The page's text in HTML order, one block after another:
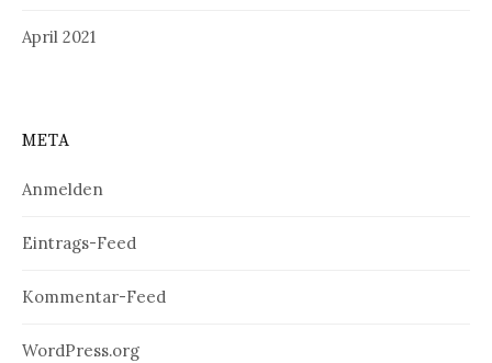
April 2021
META
Anmelden
Eintrags-Feed
Kommentar-Feed
WordPress.org